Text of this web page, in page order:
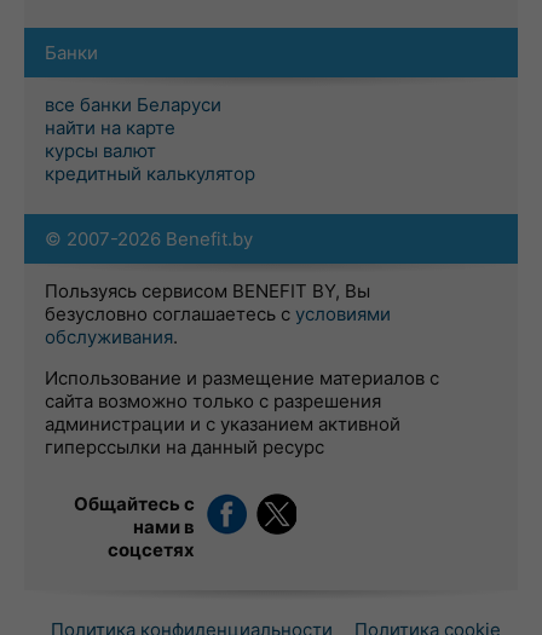
Банки
все банки Беларуси
найти на карте
курсы валют
кредитный калькулятор
© 2007-2026 Benefit.by
Пользуясь сервисом BENEFIT BY, Вы
безусловно соглашаетесь с условиями
обслуживания.
Использование и размещение материалов с
сайта возможно только с разрешения
администрации и с указанием активной
гиперссылки на данный ресурс
Общайтесь с
нами в
соцсетях
Политика конфиденциальности Политика cookie